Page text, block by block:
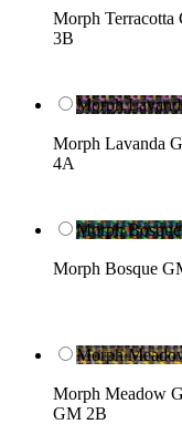
Morph Terracotta
3B
Morph
Morph Lavanda
4A
Morph
Morph Bosque
Morph
Morph Meadow
GM 2B